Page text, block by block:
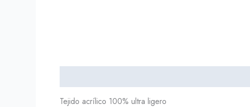
Tejido acrílico 100% ultra ligero